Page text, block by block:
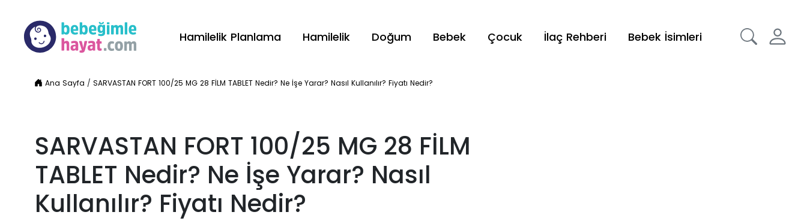
Hamilelik Planlama Hamilelik Doğum Bebek Çocuk İlaç Rehberi Bebek İsimleri
Ana Sayfa /SARVASTAN FORT 100/25 MG 28 FİLM TABLET Nedir? Ne İşe Yarar? Nasıl Kullanılır? Fiyatı Nedir?
SARVASTAN FORT 100/25 MG 28 FİLM
TABLET Nedir? Ne İşe Yarar? Nasıl
Kullanılır? Fiyatı Nedir?